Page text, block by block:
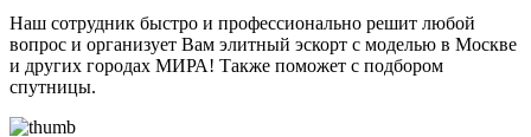
Наш сотрудник быстро и профессионально решит любой
вопрос и организует Вам элитный эскорт с моделью в Москве
и других городах МИРА! Также поможет с подбором
спутницы.